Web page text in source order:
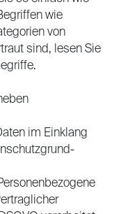
wie
von
sind, lesen Sie
im Einklang